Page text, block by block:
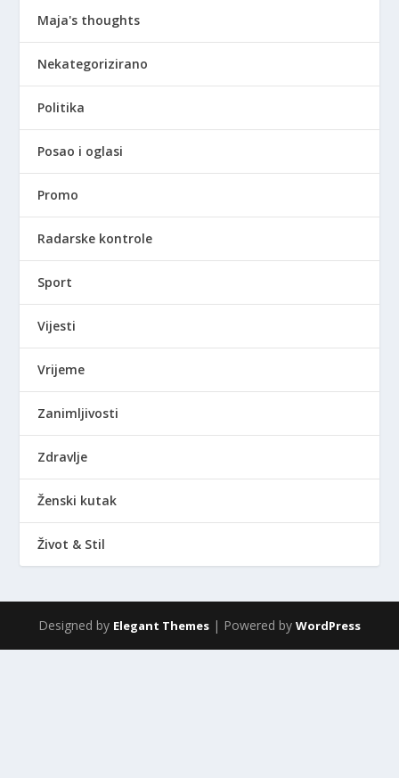
Maja's thoughts
Nekategorizirano
Politika
Posao i oglasi
Promo
Radarske kontrole
Sport
Vijesti
Vrijeme
Zanimljivosti
Zdravlje
Ženski kutak
Život & Stil
Designed by Elegant Themes | Powered by WordPress